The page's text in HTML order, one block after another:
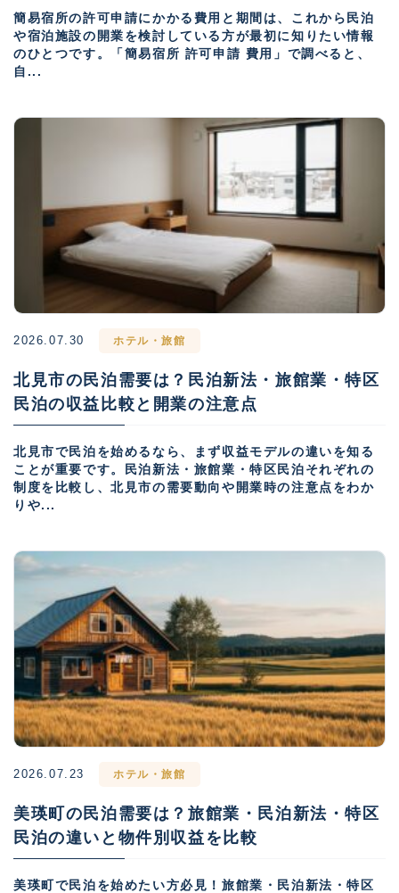
簡易宿所の許可申請にかかる費用と期間は、これから民泊
や宿泊施設の開業を検討している方が最初に知りたい情報
のひとつです。「簡易宿所 許可申請 費用」で調べると、
自...
2026.07.30 ホテル・旅館
北見市の民泊需要は？民泊新法・旅館業・特区
民泊の収益比較と開業の注意点
北見市で民泊を始めるなら、まず収益モデルの違いを知る
ことが重要です。民泊新法・旅館業・特区民泊それぞれの
制度を比較し、北見市の需要動向や開業時の注意点をわか
りや...
2026.07.23 ホテル・旅館
美瑛町の民泊需要は？旅館業・民泊新法・特区
民泊の違いと物件別収益を比較
美瑛町で民泊を始めたい方必見！旅館業・民泊新法・特区